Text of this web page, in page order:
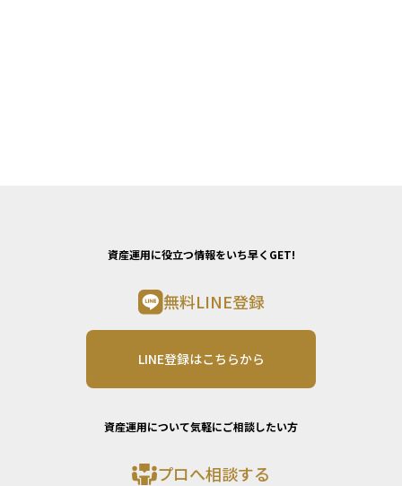
資産運用に役立つ情報をいち早くGET!
無料LINE登録
LINE登録はこちらから
資産運用について気軽にご相談したい方
プロへ相談する